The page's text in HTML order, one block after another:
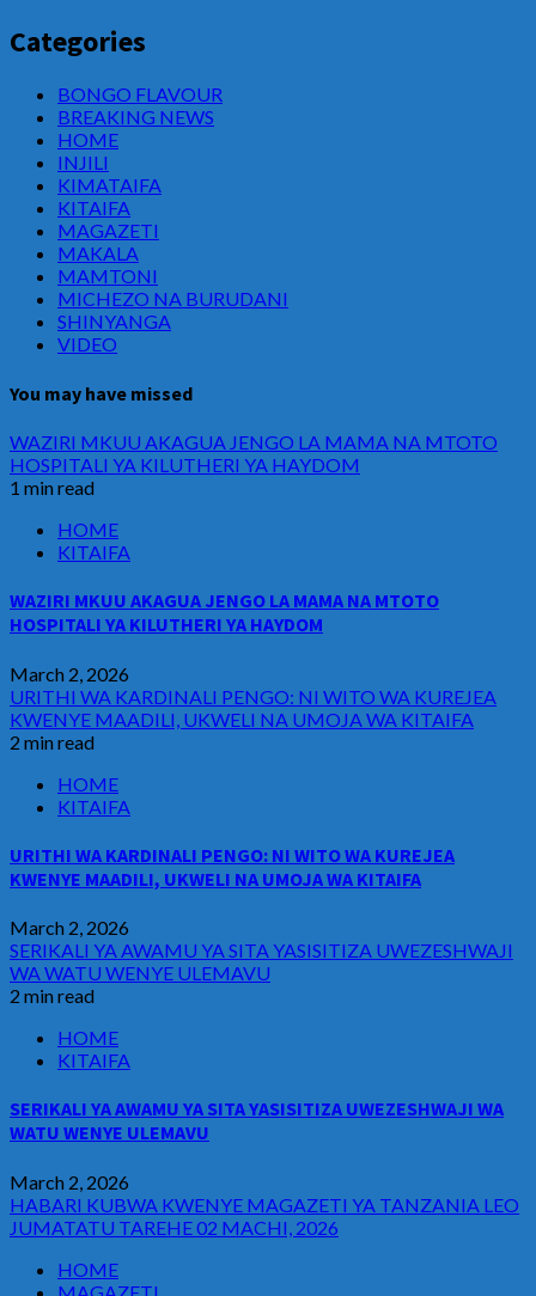
Categories
BONGO FLAVOUR
BREAKING NEWS
HOME
INJILI
KIMATAIFA
KITAIFA
MAGAZETI
MAKALA
MAMTONI
MICHEZO NA BURUDANI
SHINYANGA
VIDEO
You may have missed
WAZIRI MKUU AKAGUA JENGO LA MAMA NA MTOTO
HOSPITALI YA KILUTHERI YA HAYDOM
1 min read
HOME
KITAIFA
WAZIRI MKUU AKAGUA JENGO LA MAMA NA MTOTO
HOSPITALI YA KILUTHERI YA HAYDOM
March 2, 2026
URITHI WA KARDINALI PENGO: NI WITO WA KUREJEA
KWENYE MAADILI, UKWELI NA UMOJA WA KITAIFA
2 min read
HOME
KITAIFA
URITHI WA KARDINALI PENGO: NI WITO WA KUREJEA
KWENYE MAADILI, UKWELI NA UMOJA WA KITAIFA
March 2, 2026
SERIKALI YA AWAMU YA SITA YASISITIZA UWEZESHWAJI
WA WATU WENYE ULEMAVU
2 min read
HOME
KITAIFA
SERIKALI YA AWAMU YA SITA YASISITIZA UWEZESHWAJI WA
WATU WENYE ULEMAVU
March 2, 2026
HABARI KUBWA KWENYE MAGAZETI YA TANZANIA LEO
JUMATATU TAREHE 02 MACHI, 2026
HOME
MAGAZETI